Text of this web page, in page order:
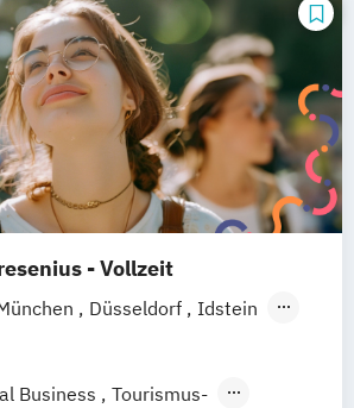
- Vollzeit
Düsseldorf
Idstein
Business
Tourismus-